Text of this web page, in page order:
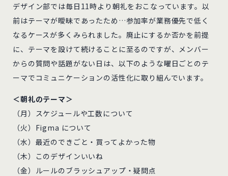
デザイン部では毎日11時より朝礼をおこなっています。以
前はテーマが曖昧であったため…参加率が業務優先で低く
なるケースが多くみられました。廃止にするか否かを前提
に、テーマを設けて続けることに至るのですが、メンバー
からの質問や話題がない日は、以下のような曜日ごとのテ
ーマでコミュニケーションの活性化に取り組んでいます。
＜朝礼のテーマ＞
（月）スケジュールや工数について
（火）Figma について
（水）最近のできごと・買ってよかった物
（木）このデザインいいね
（金）ルールのブラッシュアップ・疑問点